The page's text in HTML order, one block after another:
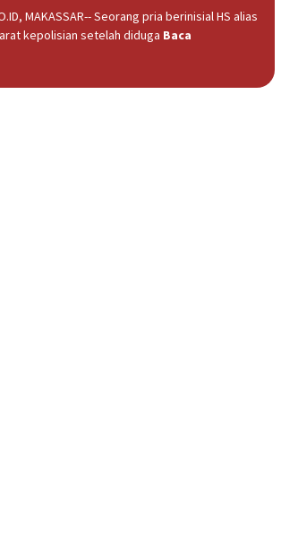
MAKASSAR-- Seorang pria berinisial HS alias
kepolisian setelah diduga Baca